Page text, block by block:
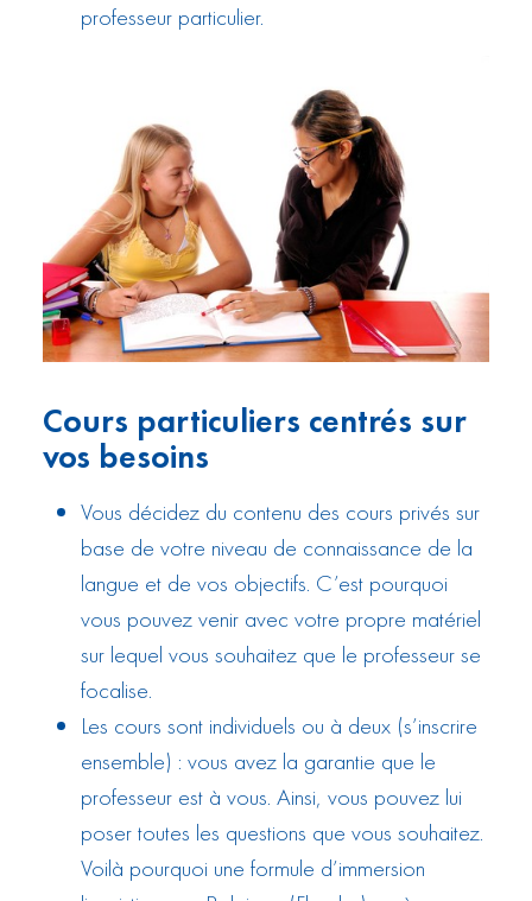
professeur particulier.
Cours particuliers centrés sur
vos besoins
Vous décidez du contenu des cours privés sur
base de votre niveau de connaissance de la
langue et de vos objectifs. C’est pourquoi
vous pouvez venir avec votre propre matériel
sur lequel vous souhaitez que le professeur se
focalise.
Les cours sont individuels ou à deux (s’inscrire
ensemble) : vous avez la garantie que le
professeur est à vous. Ainsi, vous pouvez lui
poser toutes les questions que vous souhaitez.
Voilà pourquoi une formule d’immersion